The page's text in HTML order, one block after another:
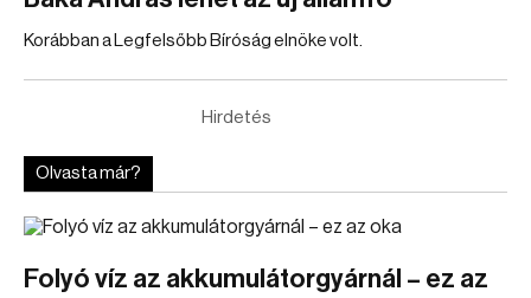
Korábban a Legfelsőbb Bíróság elnöke volt.
Hirdetés
Olvasta már?
Folyó víz az akkumulátorgyárnál – ez az